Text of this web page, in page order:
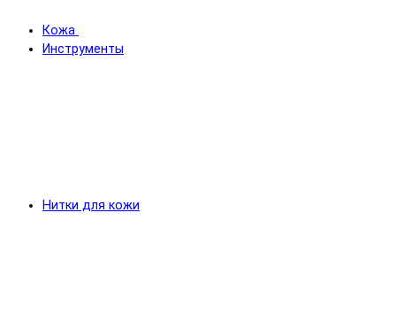
Кожа
Инструменты
Нитки для кожи